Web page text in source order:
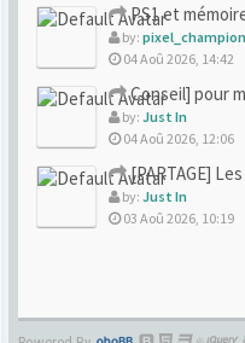
PS1 et mémoire visuelle : le jeu
by:
04 Aoû 2026, 14:42
Conseil] pour moderniser
by: Just In
04 Aoû 2026, 12:06
[PARTAGE] Les jeux
by: Just In
03 Aoû 2026, 10:19